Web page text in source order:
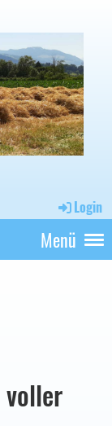
Login
Menü
voller